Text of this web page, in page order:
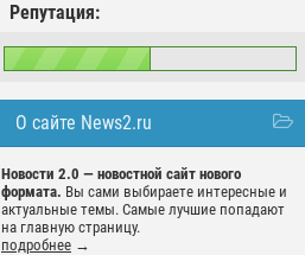
Репутация:
О сайте News2.ru
Новости 2.0 — новостной сайт нового
формата. Вы сами выбираете интересные и
актуальные темы. Самые лучшие попадают
на главную страницу.
подробнее →